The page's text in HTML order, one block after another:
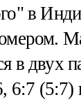
в
в двух
6:7 (5:7)